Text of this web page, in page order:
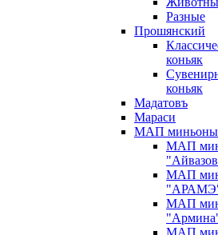
Разные
Прошянский
коньяк
коньяк
Мадатовъ
Мараси
МАП миньоны
МАП
МАП
МАП
МАП